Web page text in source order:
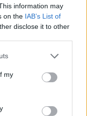
information may
on the IAB’s List of
disclose it to other
one or more Google
You may click to
third-party tags to
in below Google
my
téren
keskeny utcában
Kép